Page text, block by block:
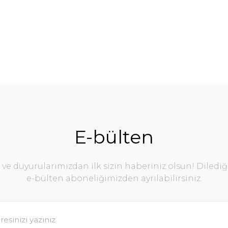
E-bülten
duyurularımızdan ilk sizin haberiniz olsun!
e-bülten aboneliğimizden ayrılabilirsiniz.